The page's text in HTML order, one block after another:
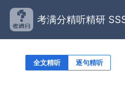
考满分精听精研
全文精听 逐句精听